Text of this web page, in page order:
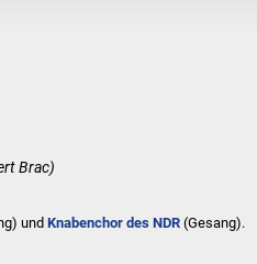
Brac)
und Knabenchor des NDR (Gesang).